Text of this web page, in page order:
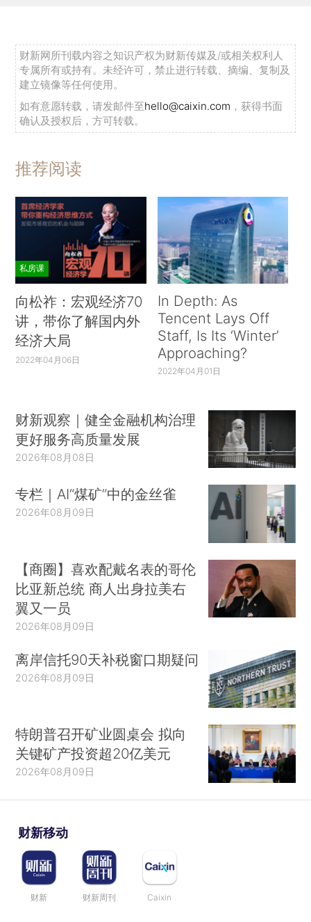
财新网所刊载内容之知识产权为财新传媒及/或相关权利人
专属所有或持有。未经许可，禁止进行转载、摘编、复制及
建立镜像等任何使用。
如有意愿转载，请发邮件至hello@caixin.com ，获得书面
确认及授权后，方可转载。
推荐阅读
私房课
向松祚：宏观经济70
讲，带你了解国内外
经济大局
2022年04月06日
In Depth: As
Tencent Lays Off
Staff, Is Its ‘Winter’
Approaching?
2022年04月01日
财新观察｜健全金融机构治理
更好服务高质量发展
2026年08月08日
专栏｜AI“煤矿”中的金丝雀
2026年08月09日
【商圈】喜欢配戴名表的哥伦
比亚新总统 商人出身拉美右
翼又一员
2026年08月09日
离岸信托90天补税窗口期疑问
2026年08月09日
特朗普召开矿业圆桌会 拟向
关键矿产投资超20亿美元
2026年08月09日
财新移动
财新 财新周刊 Caixin